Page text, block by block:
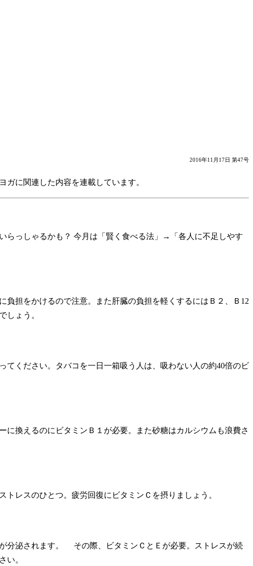
2016年11月17日 第47号
に関連した内容を連載しています。
らっしゃるかも？ 今月は「賢く食べる法」→「各人に不足しやす
担をかけるので注意。また肝臓の負担を軽くするにはＢ２、Ｂ12
しょう。
ください。タバコを一日一箱吸う人は、吸わない人の約40倍のビ
換えるのにビタミンＢ１が必要。また砂糖はカルシウムも浪費さ
レスのひとつ。疲労回復にビタミンＣを摂りましょう。
分泌されます。 その際、ビタミンＣとＥが必要。ストレスが続
い。